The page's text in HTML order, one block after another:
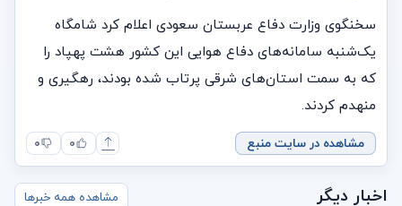
سخنگوی وزارت دفاع عربستان سعودی اعلام کرد شامگاه
یک‌شنبه سامانه‌های دفاع هوایی این کشور هشت پهپاد را
که به سمت استان‌های شرقی پرتاب شده بودند، رهگیری و
منهدم کردند.
مشاهده در سایت منبع ۰ ۰
اخبار دیگر مشاهده همه خبرها